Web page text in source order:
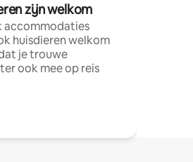
zijn welkom
accommodaties
huisdieren welkom
je trouwe
ook mee op reis